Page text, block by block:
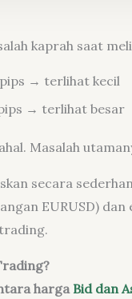
kaprah saat
pips → terlihat kecil
→ terlihat besar
Masalah
secara
EURUSD)
harga Bid dan